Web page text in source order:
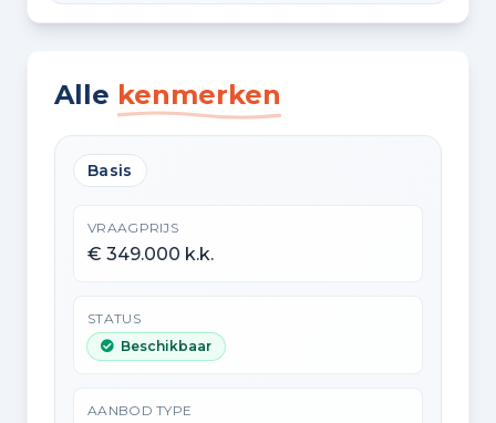
Alle kenmerken
Basis
VRAAGPRIJS
€ 349.000 k.k.
STATUS
Beschikbaar
AANBOD TYPE